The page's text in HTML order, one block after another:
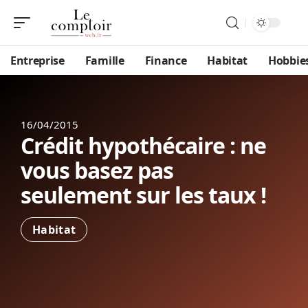
Entreprise Famille Finance Habitat
16/04/2015
Crédit hypothécaire : ne
vous basez pas
seulement sur les taux !
Habitat